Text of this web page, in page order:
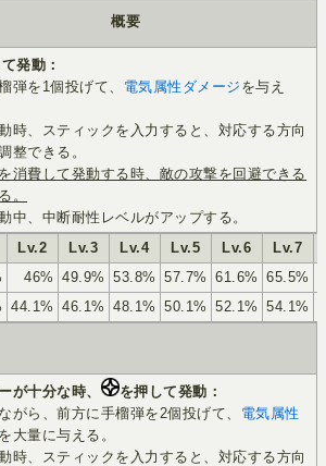
概要
発動：
弾を1個投げて、 電気属性ダメージ を与え
時、スティックを入力すると、対応する方向
整できる。
を消費して発動する時、敵の攻撃を回避できる
。
中、中断耐性レベルがアップする。
Lv.2 Lv.3 Lv.4 Lv.5 Lv.6 Lv.7
46% 49.9% 53.8% 57.7% 61.6% 65.5%
44.1% 46.1% 48.1% 50.1% 52.1% 54.1%
が十分な時、
を押して発動：
がら、前方に手榴弾を2個投げて、 電気属性
を大量に与える。
時、スティックを入力すると、対応する方向